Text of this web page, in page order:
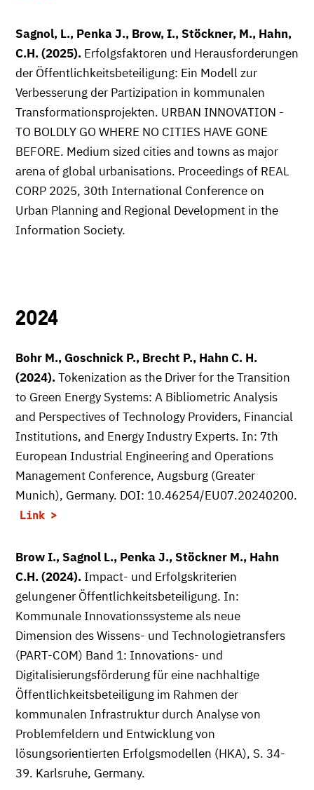
Sagnol, L., Penka J., Brow, I., Stöckner, M., Hahn,
C.H. (2025). Erfolgsfaktoren und Herausforderungen
der Öffentlichkeitsbeteiligung: Ein Modell zur
Verbesserung der Partizipation in kommunalen
Transformationsprojekten. URBAN INNOVATION -
TO BOLDLY GO WHERE NO CITIES HAVE GONE
BEFORE. Medium sized cities and towns as major
arena of global urbanisations. Proceedings of REAL
CORP 2025, 30th International Conference on
Urban Planning and Regional Development in the
Information Society.
2024
Bohr M., Goschnick P., Brecht P., Hahn C. H.
(2024).Tokenization as the Driver for the Transition
to Green Energy Systems: A Bibliometric Analysis
and Perspectives of Technology Providers, Financial
Institutions, and Energy Industry Experts. In: 7th
European Industrial Engineering and Operations
Management Conference, Augsburg (Greater
Munich), Germany. DOI: 10.46254/EU07.20240200.
Link
Brow I., Sagnol L., Penka J., Stöckner M., Hahn
C.H. (2024). Impact- und Erfolgskriterien
gelungener Öffentlichkeitsbeteiligung. In:
Kommunale Innovationssysteme als neue
Dimension des Wissens- und Technologietransfers
(PART-COM) Band 1: Innovations- und
Digitalisierungsförderung für eine nachhaltige
Öffentlichkeitsbeteiligung im Rahmen der
kommunalen Infrastruktur durch Analyse von
Problemfeldern und Entwicklung von
lösungsorientierten Erfolgsmodellen (HKA), S. 34-
39. Karlsruhe, Germany.